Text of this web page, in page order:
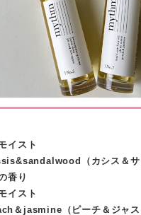
イスト​
（カシス＆サ
香り
イスト
＆jasmine（ピーチ＆ジャス